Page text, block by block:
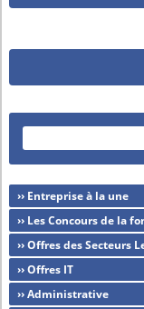
›› Entreprise à la une
›› Les Concours de la
›› Offres des Secteurs
›› Offres IT
›› Administrative